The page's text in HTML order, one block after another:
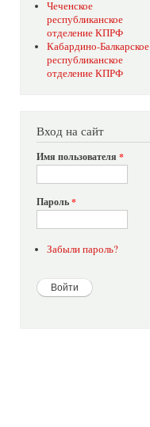
Чеченское
республиканское
отделение КПРФ
Кабардино-Балкарское
республиканское
отделение КПРФ
Вход на сайт
Имя пользователя *
Пароль*
Забыли пароль?